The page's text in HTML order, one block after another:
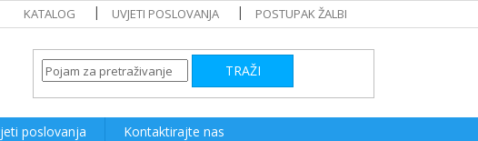
KATALOG UVJETI POSLOVANJA POSTUPAK ŽALBI
TRAŽI
poslovanja
Kontaktirajte nas